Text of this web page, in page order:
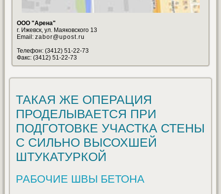
ООО "Арена"
г. Ижевск, ул. Маяковского 13
Email: zabor@upost.ru
Телефон: (3412) 51-22-73
Факс: (3412) 51-22-73
ТАКАЯ ЖЕ ОПЕРАЦИЯ
ПРОДЕЛЫВАЕТСЯ ПРИ
ПОДГОТОВКЕ УЧАСТКА СТЕНЫ
С СИЛЬНО ВЫСОХШЕЙ
ШТУКАТУРКОЙ
РАБОЧИЕ ШВЫ БЕТОНА